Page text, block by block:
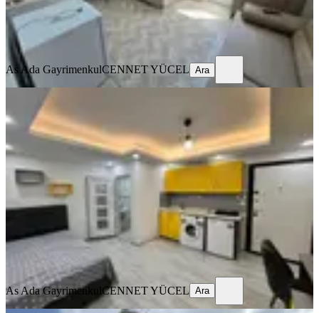
As Ada Gayrimenkul CENNET YÜCEL
Ara
As Ada GayrimenkulCENNET YÜCEL Ara
ÖNE ÇIKAN
Daire️
Seyhan, Yenibaraj Mahallesi
Stüdyo·45 m² ·2. Kat
14.000 ₺
As Ada GayrimenkulCENNET YÜCEL
As Ada Gayrimenkul CENNET YÜCEL Ara